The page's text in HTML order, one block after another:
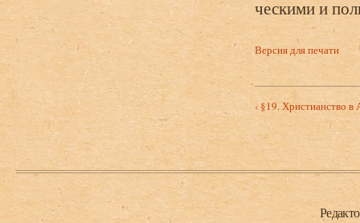
ческими и
Версия для печати
‹ §19. Христианство в
Нижний колонтитул